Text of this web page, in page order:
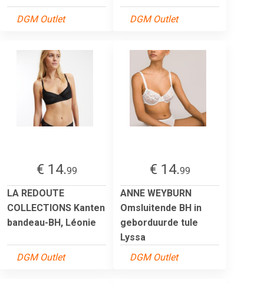
DGM Outlet DGM Outlet
€ 14.99
LA REDOUTE
COLLECTIONS Kanten
bandeau-BH, Léonie
DGM Outlet
€ 14.99
ANNE WEYBURN
Omsluitende BH in
geborduurde tule
Lyssa
DGM Outlet